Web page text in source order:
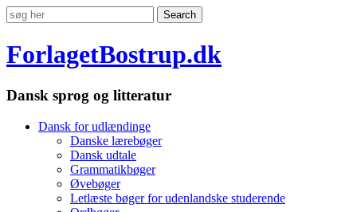
ForlagetBostrup.dk
Dansk sprog og litteratur
Dansk for udlændinge
Danske lærebøger
Dansk udtale
Grammatikbøger
Øvebøger
Letlæste bøger for udenlandske studerende